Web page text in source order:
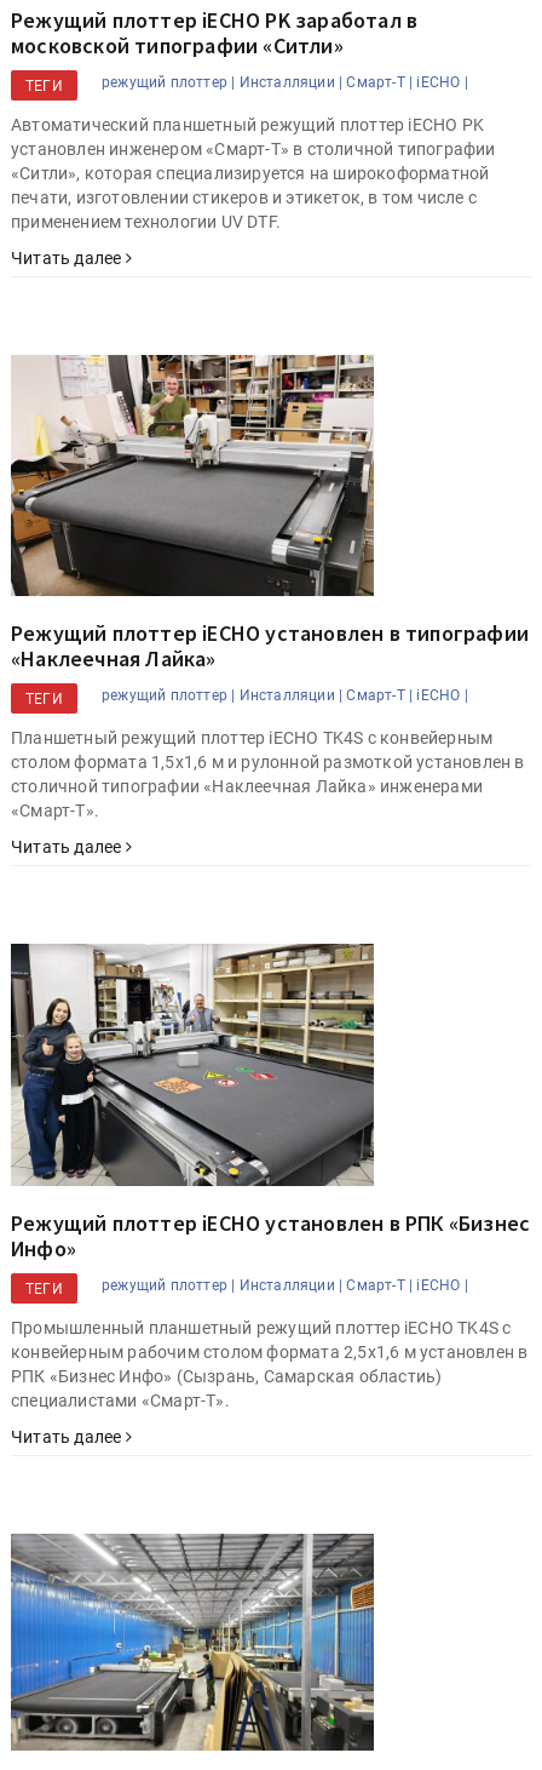
Режущий плоттер iECHO PK заработал в
московской типографии «Ситли»
ТЕГИ режущий плоттер | Инсталляции | Смарт-Т | iECHO |
Автоматический планшетный режущий плоттер iECHO PK
установлен инженером «Смарт-Т» в столичной типографии
«Ситли», которая специализируется на широкоформатной
печати, изготовлении стикеров и этикеток, в том числе с
применением технологии UV DTF.
Читать далее
Режущий плоттер iECHO установлен в типографии
«Наклеечная Лайка»
ТЕГИ режущий плоттер | Инсталляции | Смарт-Т | iECHO |
Планшетный режущий плоттер iECHO TK4S с конвейерным
столом формата 1,5х1,6 м и рулонной размоткой установлен в
столичной типографии «Наклеечная Лайка» инженерами
«Смарт-Т».
Читать далее
Режущий плоттер iECHO установлен в РПК «Бизнес
Инфо»
ТЕГИ режущий плоттер | Инсталляции | Смарт-Т | iECHO |
Промышленный планшетный режущий плоттер iECHO TK4S с
конвейерным рабочим столом формата 2,5х1,6 м установлен в
РПК «Бизнес Инфо» (Сызрань, Самарская областиь)
специалистами «Смарт-Т».
Читать далее